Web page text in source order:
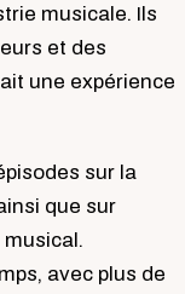
musicale. Ils
et des
une expérience
sur la
que sur
avec plus de